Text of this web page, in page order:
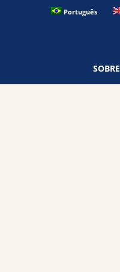
Português
SOBRE